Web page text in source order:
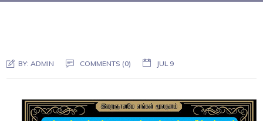
BY:ADMIN COMMENTS (0) JUL 9